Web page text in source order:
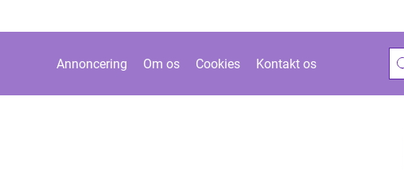
Annoncering Om os Cookies Kontakt os